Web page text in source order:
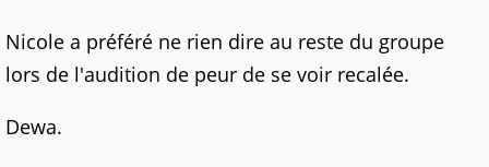
Nicole a préféré ne rien dire au reste du groupe
lors de l'audition de peur de se voir recalée.
Dewa.